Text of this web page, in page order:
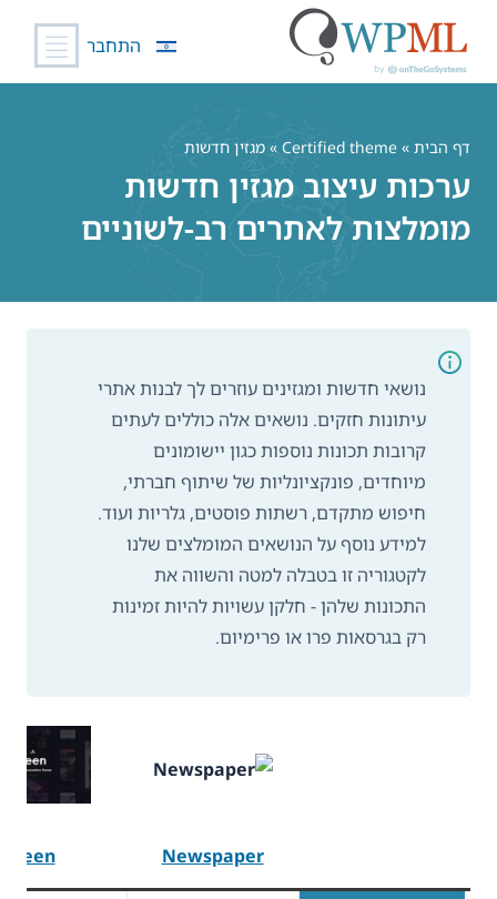
התחבר
דף הבית »
Certified theme » מגזין חדשות
ערכות עיצוב מגזין חדשות
מומלצות לאתרים רב-לשוניים
נושאי חדשות ומגזינים עוזרים לך לבנות אתרי
עיתונות חזקים. נושאים אלה כוללים לעתים
קרובות תכונות נוספות כגון יישומונים
מיוחדים, פונקציונליות של שיתוף חברתי,
חיפוש מתקדם, רשתות פוסטים, גלריות ועוד.
למידע נוסף על הנושאים המומלצים שלנו
לקטגוריה זו בטבלה למטה והשווה את
התכונות שלהן - חלקן עשויות להיות זמינות
רק בגרסאות פרו או פרימיום.
Newspaper
Zeen